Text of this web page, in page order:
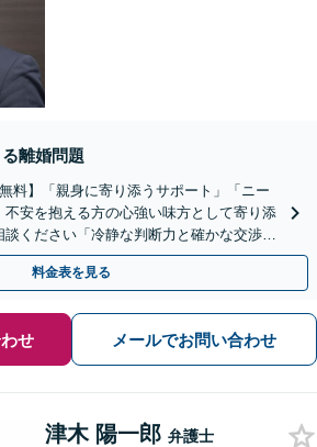
離婚問題
料】「親身に寄り添うサポート」「ニー
安を抱える方の心強い味方として寄り添
ください「冷静な判断力と確かな交渉力
」【休日・夜間相談可】
料金表を見る
せ メールでお問い合わせ
津木 陽一郎 弁護士